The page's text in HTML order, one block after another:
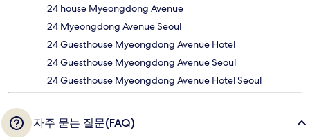
24 house Myeongdong Avenue
24 Myeongdong Avenue Seoul
24 Guesthouse Myeongdong Avenue Hotel
24 Guesthouse Myeongdong Avenue Seoul
24 Guesthouse Myeongdong Avenue Hotel Seoul
자주 묻는 질문(FAQ)